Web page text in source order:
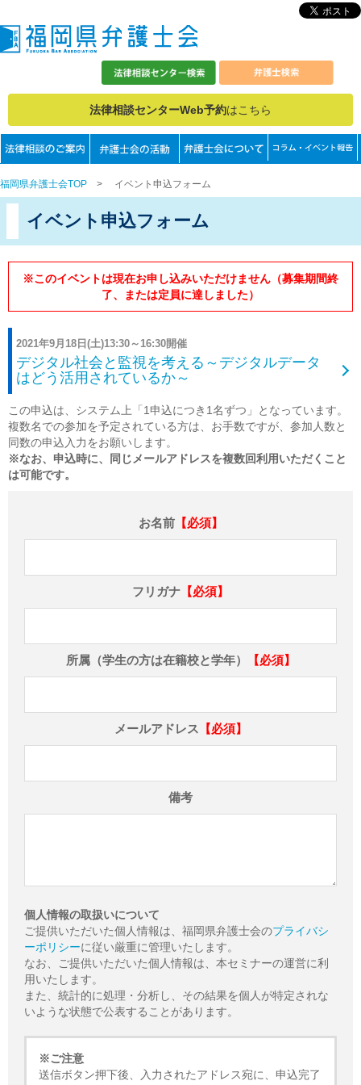
法律相談センターWeb予約はこちら
福岡県弁護士会TOP > イベント申込フォーム
イベント申込フォーム
※このイベントは現在お申し込みいただけません（募集期間終
了、または定員に達しました）
2021年9月18日(土)13:30～16:30開催
デジタル社会と監視を考える～デジタルデータ
はどう活用されているか～
この申込は、システム上「1申込につき1名ずつ」となっています。
複数名での参加を予定されている方は、お手数ですが、参加人数と
同数の申込入力をお願いします。
※なお、申込時に、同じメールアドレスを複数回利用いただくこと
は可能です。
お名前【必須】
フリガナ 【必須】
所属（学生の方は在籍校と学年） 【必須】
メールアドレス 【必須】
備考
個人情報の取扱いについて
ご提供いただいた個人情報は、福岡県弁護士会のプライバシ
ーポリシーに従い厳重に管理いたします。
なお、ご提供いただいた個人情報は、本セミナーの運営に利
用いたします。
また、統計的に処理・分析し、その結果を個人が特定されな
いような状態で公表することがあります。
※ご注意
送信ボタン押下後、入力されたアドレス宛に、申込完了